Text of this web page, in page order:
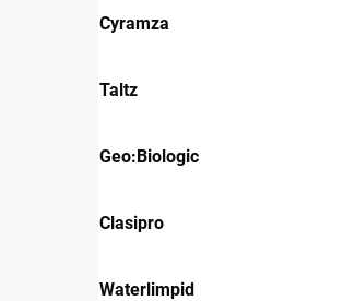
Cyramza
Taltz
Geo:Biologic
Clasipro
Waterlimpid